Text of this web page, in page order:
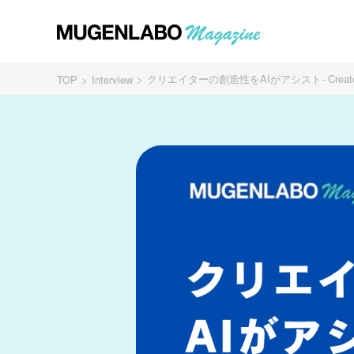
TOP Interview クリエイターの創造性をAIがアシスト-